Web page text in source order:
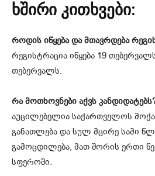
ხშირი კითხვები:
როდის იწყება და მთავრდება
რეგისტრაცია იწყება 19
თებერვალს.
რა მოთხოვნები აქვს
აუცილებელია საქართველოს
განათლება და სულ მცირე სამი
გამოცდილება, მათ შორის ერთი
სფეროში.